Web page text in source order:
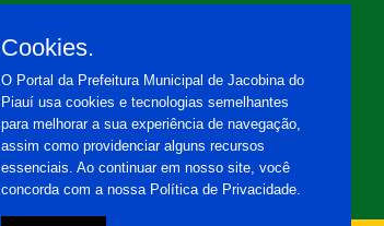
Cookies.
O Portal da Prefeitura Municipal de Jacobina do
Piauí usa cookies e tecnologias semelhantes
para melhorar a sua experiência de navegação,
assim como providenciar alguns recursos
essenciais. Ao continuar em nosso site, você
concorda com a nossa Política de Privacidade.